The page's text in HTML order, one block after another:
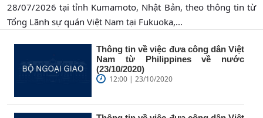
28/07/2026 tại tỉnh Kumamoto, Nhật Bản, theo thông tin từ
Tổng Lãnh sự quán Việt Nam tại Fukuoka,...
Thông tin về việc đưa công dân Việt
Nam từ Philippines về nước
(23/10/2020)
12:00 | 23/10/2020